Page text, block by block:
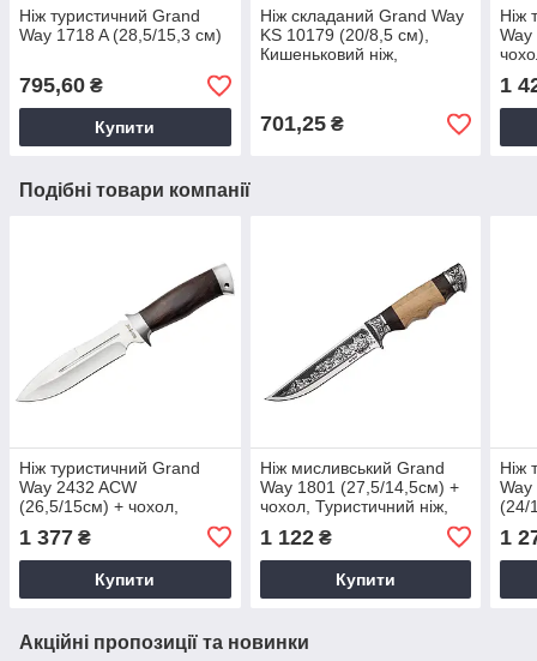
Ніж туристичний Grand
Way 1718 A (28,5/15,3 см)
795,60 ₴
Купити
Ніж складаний Grand Way
KS 10179 (20/8,5 см),
Кишеньковий ніж,
701,25₴
Ніж
ніж
1
Подібні товари компанії
Ніж туристичний Grand
Way 2432 ACW
(26,5/15см) + чохол,
нескладний, Туристичний
ніж
1 377 ₴
Купити
Ніж мисливський Grand
Way 1801 (27,5/14,5см) +
чохол, Туристичний ніж,
Фіксований ніж з чохлом
1 122₴
Купити
Ніж
Way
(24/
1
Акційні пропозиції та новинки